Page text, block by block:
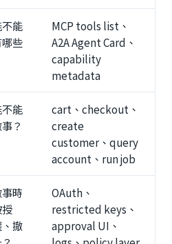
能
些
MCP tools list、
A2A Agent Card、
capability
metadata
能
？
cart、checkout、
create
customer、query
account、run job
時
撤
OAuth、
restricted keys、
approval UI、